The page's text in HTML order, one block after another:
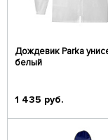
Дождевик Parka
белый
1 435 руб.